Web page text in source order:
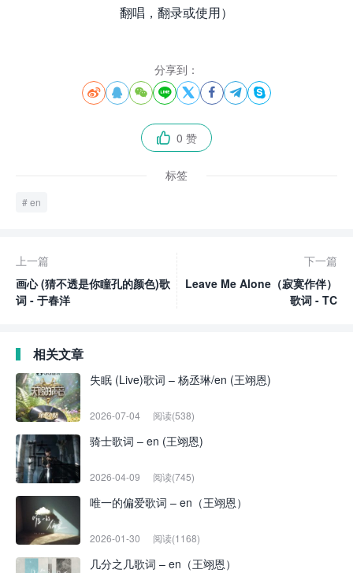
翻唱，翻录或使用）
分享到：
       
 0 赞
标签
en
上一篇
画心 (猜不透是你瞳孔的颜色)歌
词 - 于春洋
下一篇
Leave Me Alone（寂寞作伴）
歌词 - TC
相关文章
失眠 (Live)歌词 – 杨丞琳/en (王翊恩)
2026-07-04 阅读(538)
骑士歌词 – en (王翊恩)
2026-04-09 阅读(745)
唯一的偏爱歌词 – en（王翊恩）
2026-01-30 阅读(1168)
几分之几歌词 – en（王翊恩）